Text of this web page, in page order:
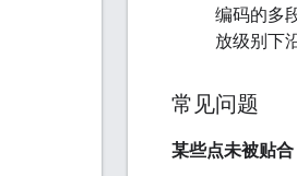
编码的多
放级别下
常见问题
某些点未被贴